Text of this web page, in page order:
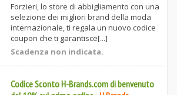
Forzieri, lo store di abbigliamento con una
selezione dei migliori brand della moda
internazionale, ti regala un nuovo codice
coupon che ti garantisce[...]
Scadenza non indicata.
Codice Sconto H-Brands.com di benvenuto